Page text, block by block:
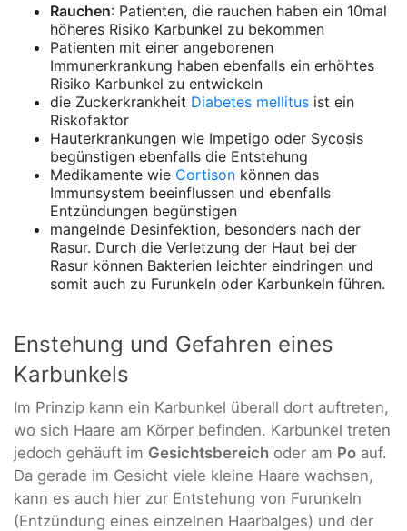
Rauchen: Patienten, die rauchen haben ein 10mal
höheres Risiko Karbunkel zu bekommen
Patienten mit einer angeborenen
Immunerkrankung haben ebenfalls ein erhöhtes
Risiko Karbunkel zu entwickeln
die Zuckerkrankheit Diabetes mellitus ist ein
Riskofaktor
Hauterkrankungen wie Impetigo oder Sycosis
begünstigen ebenfalls die Entstehung
Medikamente wie Cortison können das
Immunsystem beeinflussen und ebenfalls
Entzündungen begünstigen
mangelnde Desinfektion, besonders nach der
Rasur. Durch die Verletzung der Haut bei der
Rasur können Bakterien leichter eindringen und
somit auch zu Furunkeln oder Karbunkeln führen.
Enstehung und Gefahren eines
Karbunkels
Im Prinzip kann ein Karbunkel überall dort auftreten,
wo sich Haare am Körper befinden. Karbunkel treten
jedoch gehäuft im Gesichtsbereich oder am Po auf.
Da gerade im Gesicht viele kleine Haare wachsen,
kann es auch hier zur Entstehung von Furunkeln
(Entzündung eines einzelnen Haarbalges) und der